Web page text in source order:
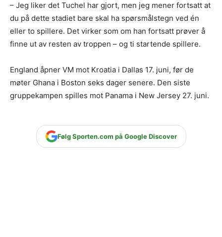
– Jeg liker det Tuchel har gjort, men jeg mener fortsatt at
du på dette stadiet bare skal ha spørsmålstegn ved én
eller to spillere. Det virker som om han fortsatt prøver å
finne ut av resten av troppen – og ti startende spillere.
England åpner VM mot Kroatia i Dallas 17. juni, før de
møter Ghana i Boston seks dager senere. Den siste
gruppekampen spilles mot Panama i New Jersey 27. juni.
Følg Sporten.com på Google Discover